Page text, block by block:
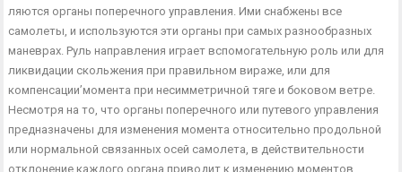
ляются органы поперечного управления. Ими снабжены все
самолеты, и используются эти органы при самых разнообразных
маневрах. Руль направления играет вспомогательную роль или для
ликвида­ции скольжения при правильном вираже, или для
компенсации’мо­мента при несимметричной тяге и боковом ветре.
Несмотря на то, что органы поперечного или путевого управления
предназначены для изменения момента относительно продольной
или нормальной свя­занных осей самолета, в действительности
отклонение каждого органа приводит к изменению моментов